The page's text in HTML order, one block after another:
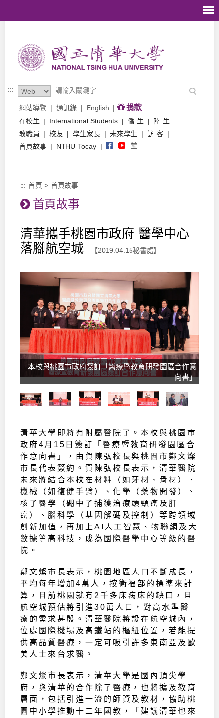
:::
網站導覽 | 通訊錄 | English | 捐款
在校生 | International Students | 僑 生 |
陸 生
教職員
| 校友 | 學生家長 | 未來學生 | 訪 客 |
首頁故事 | NTHU Today |
::: 首頁 >首頁故事
首頁故事
清華攜手桃園市政府 醫學中心
落腳航空城
【2019.04.15秘書處】
本校與桃園市政府簽訂「醫療暨教育研發園區合作意
向書」
清華大學即將有附屬醫院了。本校與桃園市
政府4月15日簽訂「醫療暨教育研發園區合
作意向書」，由賀陳弘校長與桃園市鄭文燦
市長代表簽約。賀陳弘校長表示，清華醫院
未來將結合本校在材料（如牙材、骨材）、
機械（如復健手臂）、化學（藥物開發）、
核子醫學（硼中子捕獲治療頭頸癌及肝
癌）、腦科學（基因解碼及控制）等跨領域
創新加值，再加上AI人工智慧、物聯網及大
數據等高科技，成為國際醫學中心等級的醫
院。
鄭文燦市長表示，桃園地區人口不斷成長，
平均每年增加4萬人，按衛福部的標準來計
算，目前桃園就有2千多床病床的缺口，且
航空城預估將引進30萬人口，對高水準醫
療的需求甚殷。清華醫院將設在航空城內，
位處國際機場及高鐵站的樞紐位置，若能提
供高品質醫療，一定可吸引許多東南亞及歐
美人士來台求醫。
鄭文燦市長表示，清華大學是國內頂尖學
府，與清華的合作除了醫療，也將擴及教育
層面，包括引進一流的師資及教材，協助桃
園中小學推動十二年國教，「建議清華也來